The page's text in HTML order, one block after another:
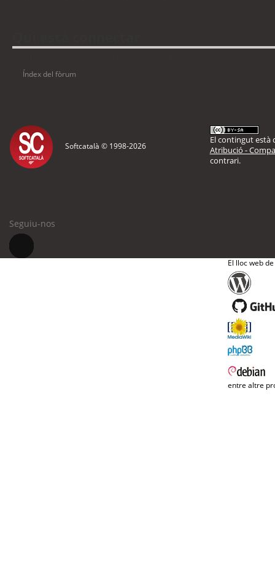
Índex del fòrum
Softcatalà © 1998-2026
El contingut està
Atribució -
contrari.
Seguiu-nos
El lloc web
entre altre